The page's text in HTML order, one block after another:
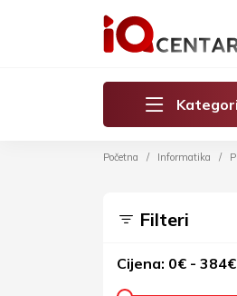
Početna Informatika
Filteri
Cijena: 0€ - 384€